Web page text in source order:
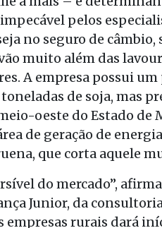
pelos
no seguro de
muito além das
A empresa possui
de soja, mas
oeste do Estado de
de geração de
que corta aquele
do mercado”,
Junior, da
empresas rurais dará